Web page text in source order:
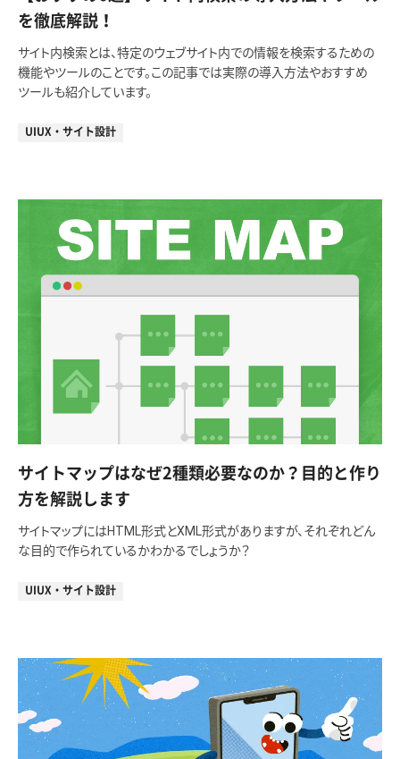
を徹底解説！
サイト内検索とは、特定のウェブサイト内での情報を検索するための
機能やツールのことです。この記事では実際の導入方法やおすすめ
ツールも紹介しています。
UIUX・サイト設計
サイトマップはなぜ2種類必要なのか？目的と作り
方を解説します
サイトマップにはHTML形式とXML形式がありますが、それぞれどん
な目的で作られているかわかるでしょうか？
UIUX・サイト設計